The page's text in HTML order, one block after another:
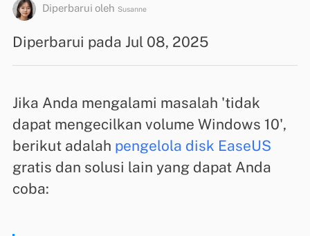
Diperbarui oleh Susanne
Diperbarui pada Jul 08, 2025
Jika Anda mengalami masalah 'tidak
dapat mengecilkan volume Windows 10',
berikut adalah pengelola disk EaseUS
gratis dan solusi lain yang dapat Anda
coba: